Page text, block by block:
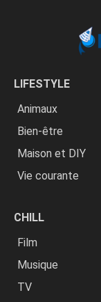
LIFESTYLE
Animaux
Bien-être
Maison et DIY
Vie courante
CHILL
Film
Musique
TV